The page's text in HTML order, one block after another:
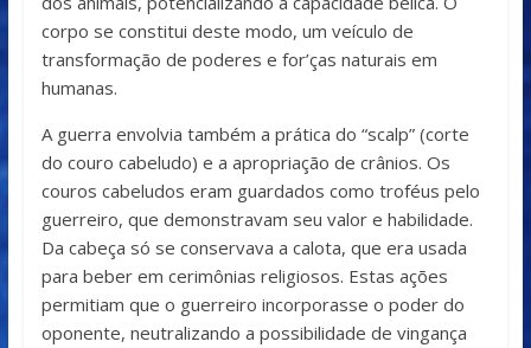
corpo se constitui deste modo, um veículo de
transformação de poderes e for’ças naturais em
humanas.
A guerra envolvia também a prática do “scalp” (corte
do couro cabeludo) e a apropriação de crânios. Os
couros cabeludos eram guardados como troféus pelo
guerreiro, que demonstravam seu valor e habilidade.
Da cabeça só se conservava a calota, que era usada
para beber em cerimônias religiosos. Estas ações
permitiam que o guerreiro incorporasse o poder do
oponente, neutralizando a possibilidade de vingança